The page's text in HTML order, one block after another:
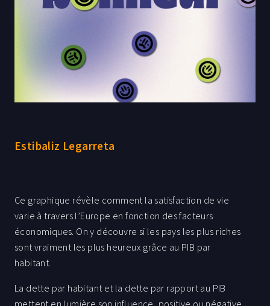
Estibaliz Legarreta
Ce graphique révèle comment la satisfaction de vie
varie à travers l’Europe en fonction des facteurs
économiques. On y découvre si les pays les plus riches
sont vraiment les plus heureux grâce au PIB par
habitant.
La dette par habitant et la dette par rapport au PIB
mettent en lumière son influence, positive ou négative,